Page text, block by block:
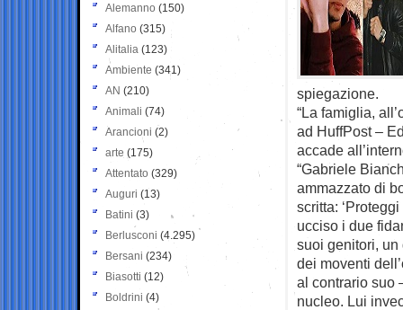
spiegazione.
“La famiglia,
ad HuffPost –
accade
“Gabriele
ammazzato di
scritta:
ucciso i due
suoi genitori, un
dei moventi
al contrario suo
nucleo. Lui
Alemanno (150)
Alfano (315)
Alitalia (123)
Ambiente (341)
AN (210)
Animali (74)
Arancioni (2)
arte (175)
Attentato (329)
Auguri (13)
Batini (3)
Berlusconi (4.295)
Bersani (234)
Biasotti (12)
Boldrini (4)